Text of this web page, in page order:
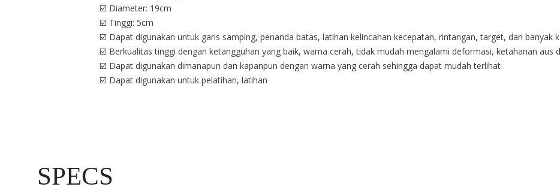
☑️ Diameter: 19cm
☑️ Tinggi: 5cm
☑️ Dapat digunakan untuk garis samping, penanda batas, latihan kelincahan kecepatan, rintangan, target, dan banyak
☑️ Berkualitas tinggi dengan ketangguhan yang baik, warna cerah, tidak mudah mengalami deformasi, ketahanan aus
☑️ Dapat digunakan dimanapun dan kapanpun dengan warna yang cerah sehingga dapat mudah terlihat
☑️ Dapat digunakan untuk pelatihan, latihan
SPECS